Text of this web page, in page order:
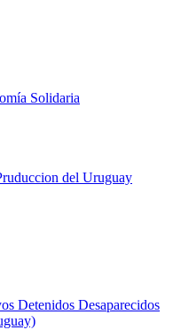
Solidaria
del Uruguay
Detenidos Desaparecidos